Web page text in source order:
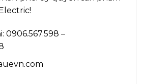
0906.567.598 –